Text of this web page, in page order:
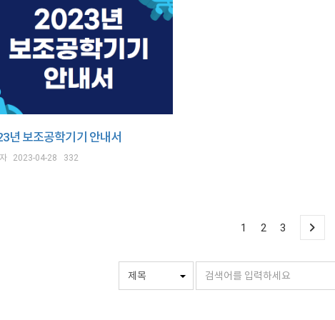
년 보조공학기기 안내서
2023-04-28 332
1 2 3